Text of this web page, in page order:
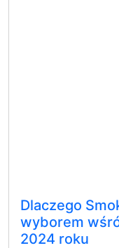
Dlaczego
wyborem
2024 roku